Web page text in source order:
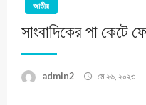
জাতীয়
সাংবাদিকের পা কেটে
admin2 মে ২৬, ২০২৩